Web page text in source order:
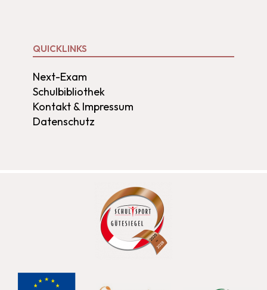
QUICKLINKS
Next-Exam
Schulbibliothek
Kontakt & Impressum
Datenschutz